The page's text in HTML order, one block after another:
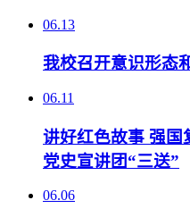
06.13
我校召开意识形态
06.11
讲好红色故事 强
党史宣讲团“三送”
06.06